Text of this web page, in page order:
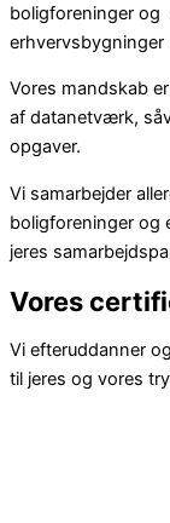
boligforeninger og
erhvervsbygninger
Vores mandskab
af datanetværk,
opgaver.
Vi samarbejder
boligforeninger og
jeres
Vores
Vi efteruddanner
til jeres og vores